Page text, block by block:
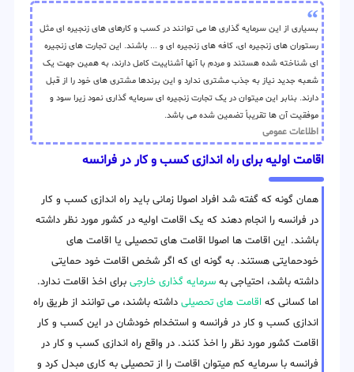
بسیاری از این سرمایه گذاری ها می توانند در کسب و کارهای های زنجیره ای مثل
رستوران های زنجیره ای، کافه های زنجیره ای و ... باشند. این تجارت های زنجیره
ای شناخته شده هستند و مردم با آنها آشناییت کامل دارند، به همین جهت یک
شعبه جدید نیاز به جذب مشتری ندارد و این برندها مشتری های خود را از قبل
دارند. بنابر این میتوان در یک تجارت زنجیره ای سرمایه گذاری نمود زیرا سود و
موفقیت آن ها تقریباً تضمین شده می باشد.
اطلاعات عمومی
اقامت اولیه برای راه اندازی کسب و کار در فرانسه
همان گونه که گفته شد افراد اصولا زمانی باید راه اندازی کسب و کار
در فرانسه را انجام دهند که یک اقامت اولیه در کشور مورد نظر داشته
باشند. این اقامت ها اصولا اقامت های تحصیلی یا اقامت های
خودحمایتی هستند. به گونه ای که اگر شخص اقامت خود حمایتی
داشته باشد، احتیاجی به سرمایه گذاری خارجی برای اخذ اقامت ندارد.
اما کسانی که اقامت های تحصیلی داشته باشند، می توانند از طریق راه
اندازی کسب و کار در فرانسه و استخدام خودشان در این کسب و کار
اقامت کشور مورد نظر را اخذ کنند. در واقع راه اندازی کسب و کار در
فرانسه با سرمایه کم میتوان اقامت را از تحصیلی به کاری مبدل کرد و